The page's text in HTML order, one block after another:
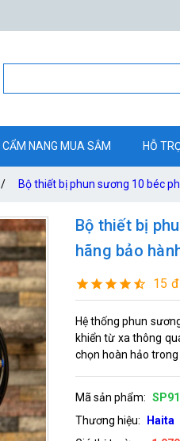
CẨM NANG MUA SẮM HỖ
/ Bộ thiết bị phun sương 10 béc
Bộ thiết bị
hãng bảo
15
Hệ thống phun
khiển từ xa thông
chọn hoàn hảo trong
Mã sản phẩm:
Thương hiệu:
Haita